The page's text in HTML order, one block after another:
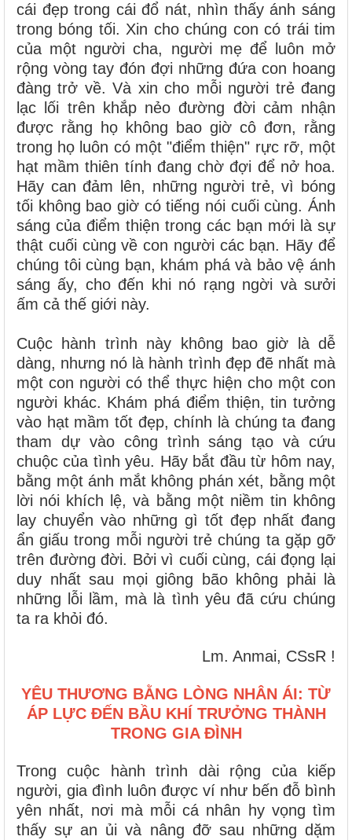
cái đẹp trong cái đổ nát, nhìn thấy ánh sáng
trong bóng tối. Xin cho chúng con có trái tim
của một người cha, người mẹ để luôn mở
rộng vòng tay đón đợi những đứa con hoang
đàng trở về. Và xin cho mỗi người trẻ đang
lạc lối trên khắp nẻo đường đời cảm nhận
được rằng họ không bao giờ cô đơn, rằng
trong họ luôn có một "điểm thiện" rực rỡ, một
hạt mầm thiên tính đang chờ đợi để nở hoa.
Hãy can đảm lên, những người trẻ, vì bóng
tối không bao giờ có tiếng nói cuối cùng. Ánh
sáng của điểm thiện trong các bạn mới là sự
thật cuối cùng về con người các bạn. Hãy để
chúng tôi cùng bạn, khám phá và bảo vệ ánh
sáng ấy, cho đến khi nó rạng ngời và sưởi
ấm cả thế giới này.
Cuộc hành trình này không bao giờ là dễ
dàng, nhưng nó là hành trình đẹp đẽ nhất mà
một con người có thể thực hiện cho một con
người khác. Khám phá điểm thiện, tin tưởng
vào hạt mầm tốt đẹp, chính là chúng ta đang
tham dự vào công trình sáng tạo và cứu
chuộc của tình yêu. Hãy bắt đầu từ hôm nay,
bằng một ánh mắt không phán xét, bằng một
lời nói khích lệ, và bằng một niềm tin không
lay chuyển vào những gì tốt đẹp nhất đang
ẩn giấu trong mỗi người trẻ chúng ta gặp gỡ
trên đường đời. Bởi vì cuối cùng, cái đọng lại
duy nhất sau mọi giông bão không phải là
những lỗi lầm, mà là tình yêu đã cứu chúng
ta ra khỏi đó.
Lm. Anmai, CSsR !
YÊU THƯƠNG BẰNG LÒNG NHÂN ÁI: TỪ
ÁP LỰC ĐẾN BẦU KHÍ TRƯỞNG THÀNH
TRONG GIA ĐÌNH
Trong cuộc hành trình dài rộng của kiếp
người, gia đình luôn được ví như bến đỗ bình
yên nhất, nơi mà mỗi cá nhân hy vọng tìm
thấy sự an ủi và nâng đỡ sau những dặm